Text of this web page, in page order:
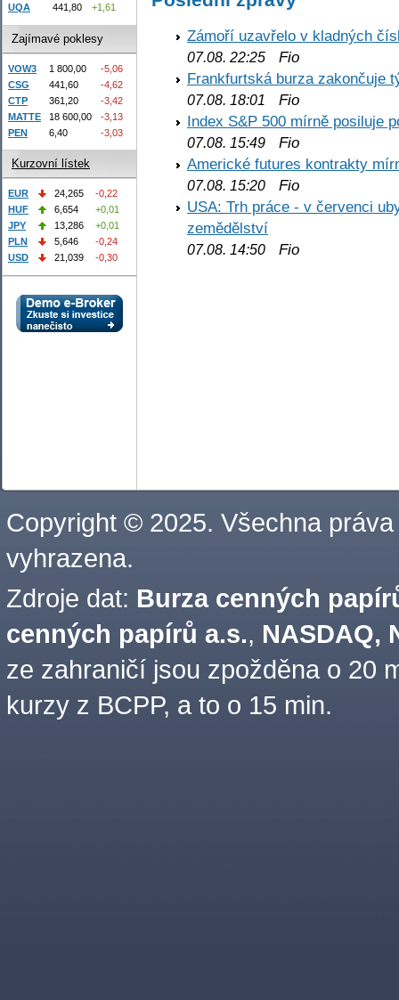
Zámoří uzavřelo v kladných
07.08. 22:25 Fio
Frankfurtská burza zakončuje
07.08. 18:01
Fio
Index S&P 500 mírně posiluje
07.08. 15:49 Fio
Americké futures kontrakty
07.08. 15:20 Fio
USA: Trh práce - v červenci
zemědělství
07.08. 14:50 Fio
UQA
441,80 +1,61
Zajímavé poklesy
VOW3 1 800,00
-5,06
CSG
441,60
-4,62
CTP
361,20
-3,42
MATTE
18 600,00
-3,13
PEN
6,40 -3,03
Kurzovní lístek
EUR 24,265
-0,22
HUF
6,654
+0,01
JPY
13,286
+0,01
PLN
5,646
-0,24
USD
21,039 -0,30
Copyright © 2025. Všechna práva
vyhrazena.
Zdroje dat: Burza cenných
cenných papírů a.s., NASDAQ,
ze zahraničí jsou zpožděna o 20
kurzy z BCPP, a to o 15 min.